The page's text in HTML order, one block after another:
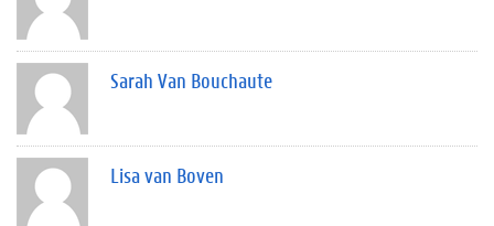
Sarah Van Bouchaute
Lisa van Boven